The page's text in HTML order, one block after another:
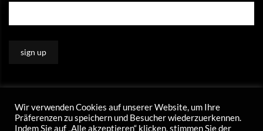
Wir verwenden Cookies auf unserer Website, um Ihre
Präferenzen zu speichern und Besucher wiederzuerkennen.
Indem Sie auf „Alle akzeptieren“ klicken, stimmen Sie der